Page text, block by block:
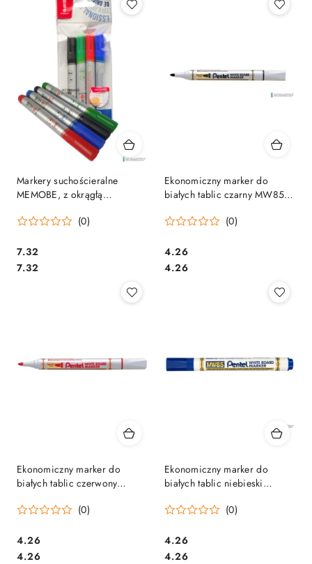
Markery suchościeralne
MEMOBE, z okrągłą
czerwony, niebieski, zielony)
(0)
Cena:
7.32
Cena:
7.32
Ekonomiczny marker do
białych tablic czarny MW85-A
(0)
Cena:
4.26
Cena:
4.26
Ekonomiczny marker do
białych tablic czerwony
suchościeralny(0)
Cena:
4.26
Cena:
4.26
Ekonomiczny marker do
białych tablic niebieski
suchościeralny(0)
Cena:
4.26
Cena:
4.26